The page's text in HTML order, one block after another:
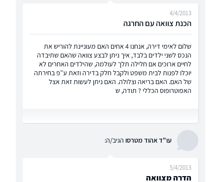
הכנת צוואה עם החרגה
4/4/2013
שלום לאימי דירה, אנחנו 4 אחים האם מעוניינת להוריש את
הנכס לשני ילדים בלבד, איך ניתן לבצע צוואה שהאם שתיבדה
לחיים ארוכים אם חלילה תלך לעולמה, שהילדים האחרים לא
יוכלו לפנות לבית משפט ולקבל חלק בדירה וזאת ע"פ בחירתה
של האם. האם בריאה וצלולה. האם ניתן לעשות זאת אצל
האפוטרופוס הכללי ? תודה, ש
עו"ד אהוד מטרסו הגיב/ה:
הדרה מצוואה
5/4/2013